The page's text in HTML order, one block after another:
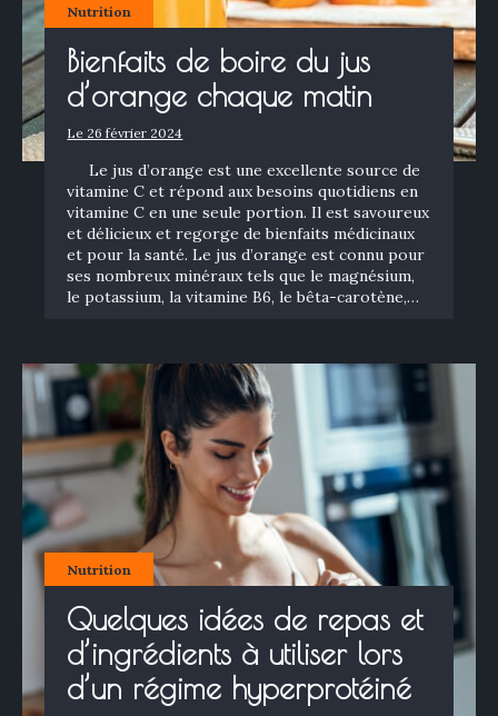
Nutrition
Bienfaits de boire du jus
d’orange chaque matin
Le 26 février 2024
Le jus d’orange est une excellente source de
vitamine C et répond aux besoins quotidiens en
vitamine C en une seule portion. Il est savoureux
et délicieux et regorge de bienfaits médicinaux
et pour la santé. Le jus d’orange est connu pour
ses nombreux minéraux tels que le magnésium,
le potassium, la vitamine B6, le bêta-carotène,…
Nutrition
Quelques idées de repas et
d’ingrédients à utiliser lors
d’un régime hyperprotéiné